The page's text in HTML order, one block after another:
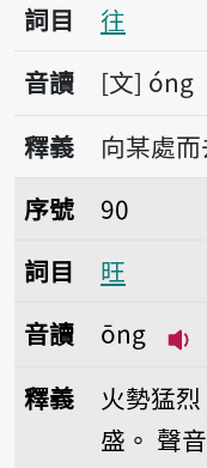
詞目
往
音讀
文 óng
釋義 向某處而
序號90旺
序號
90
詞目
旺
音讀
ōng
釋義 火勢猛烈
盛。 聲